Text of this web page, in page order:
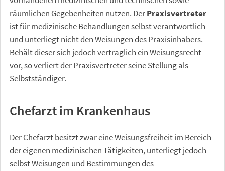
räumlichen Gegebenheiten nutzen. DerPraxisvertreter
ist für medizinische Behandlungen selbst verantwortlich
und unterliegt nicht den Weisungen des Praxisinhabers.
Behält dieser sich jedoch vertraglich ein Weisungsrecht
vor, so verliert der Praxisvertreter seine Stellung als
Selbstständiger.
Chefarzt im Krankenhaus
Der Chefarzt besitzt zwar eine Weisungsfreiheit im Bereich
der eigenen medizinischen Tätigkeiten, unterliegt jedoch
selbst Weisungen und Bestimmungen des